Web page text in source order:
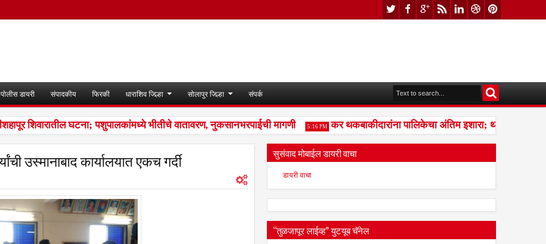
पोलीस डायरी संपादकीय फिरकी धाराशिव जिल्हा सोलापुर जिल्हा संपर्क
शिवारातील घटना; पशुपालकांमध्ये भीतीचे वातावरण, नुकसानभरपाईची मागणी 5:16 PM कर थकबाकीदारांना पालिकेचा अंतिम इशारा; थकित कर न
उस्मानाबाद कार्यालयात एकच गर्दी सुसंवाद मोबाईल डायरी वाचा
डायरी वाचा
“तुळजापूर लाईव्ह” युटयूब चॅनेल